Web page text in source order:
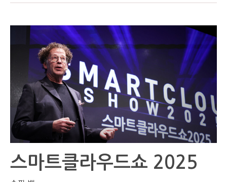
스마트클라우드쇼 2025